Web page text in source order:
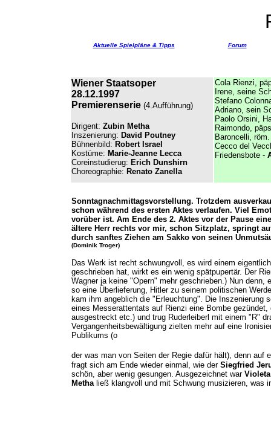
Aktuelle Spielpläne & Tipps Forum
Wiener Staatsoper
28.12.1997
Premierenserie (4.Aufführung)
Dirigent: Zubin Metha
Inszenierung: David Poutney
Bühnenbild: Robert Israel
Kostüme: Marie-Jeanne Lecca
Coreinstudierug: Erich Dunshirn
Choreographie: Renato Zanella
Cola Rienzi,
Irene, seine
Stefano
Adriano, sein
Paolo Orsini,
Raimondo,
Baroncelli,
Cecco del
Friedensbote -
Sonntagnachmittagsvorstellung. Trotzdem
schon während des ersten Aktes verlaufen. Viel
vorüber ist. Am Ende des 2. Aktes vor der Pause
ältere Herr rechts vor mir, schon Sitzplatz, springt
durch sanftes Ziehen am Sakko von seinen
(Dominik Troger)
Das Werk ist recht schwungvoll, es wird einem
geschrieben hat, wirkt es ein wenig spätpupertär. Der
Wagner ja keine "Opern" mehr geschrieben.) Nun
so eine Überlieferung, Hitler zu seinem politischen
kam ihm angeblich die "Erleuchtung". Die Inszenierung
eines Messerattentats auf Rienzi eine Bombe
ausgestreckt etc.) und trug Ruderleiberl mit einem "R"
Vergangenheitsbewältigung zielten mehr auf eine
Publikums (o
der was man von Seiten der Regie dafür hält), denn auf
fragt sich am Ende wieder einmal, wie der Siegfried
schön, aber wenig gesungen. Ausgezeichnet war
Methaließ klangvoll und mit Schwung musizieren, was